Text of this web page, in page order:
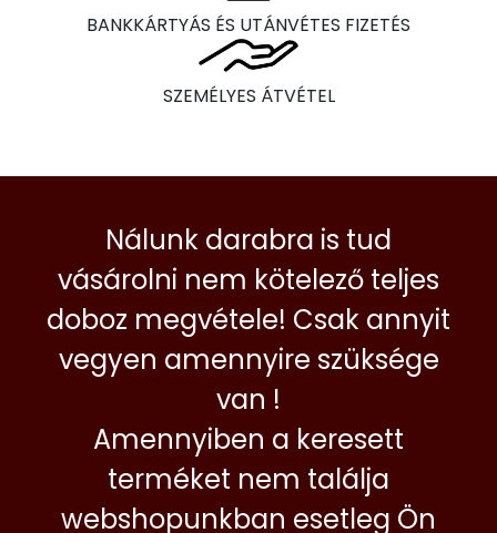
BANKKÁRTYÁS ÉS UTÁNVÉTES FIZETÉS
SZEMÉLYES ÁTVÉTEL
Nálunk darabra is tud
vásárolni nem kötelező teljes
doboz megvétele! Csak annyit
vegyen amennyire szüksége
van !
Amennyiben a keresett
terméket nem találja
webshopunkban esetleg Ön